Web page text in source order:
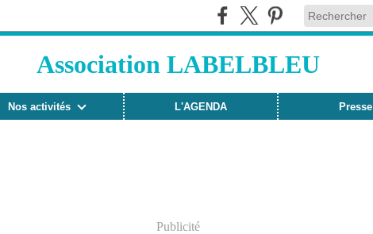
Association LABELBLEU
Nos activités L'AGENDA Presse
Publicité